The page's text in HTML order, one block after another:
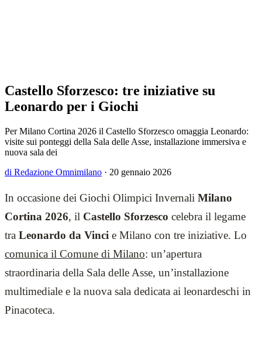
Castello Sforzesco: tre iniziative su
Leonardo per i Giochi
Per Milano Cortina 2026 il Castello Sforzesco omaggia Leonardo:
visite sui ponteggi della Sala delle Asse, installazione immersiva e
nuova sala dei
di Redazione Omnimilano · 20 gennaio 2026
In occasione dei Giochi Olimpici Invernali Milano
Cortina 2026, il Castello Sforzesco celebra il legame
tra Leonardo da Vinci e Milano con tre iniziative. Lo
comunica il Comune di Milano: un’apertura
straordinaria della Sala delle Asse, un’installazione
multimediale e la nuova sala dedicata ai leonardeschi in
Pinacoteca.